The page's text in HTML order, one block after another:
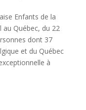
Enfants de la
Québec, du 22
dont 37
et du Québec
à